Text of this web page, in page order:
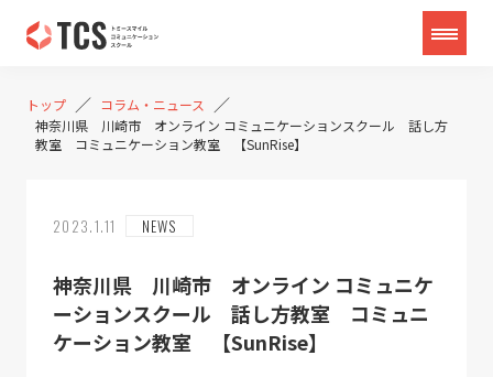
トップ ／ コラム・ニュース ／
神奈川県 川崎市 オンライン コミュニケーションスクール 話し方
教室 コミュニケーション教室 【SunRise】
2023.1.11 NEWS
神奈川県 川崎市 オンライン コミュニケ
ーションスクール 話し方教室 コミュニ
ケーション教室 【SunRise】